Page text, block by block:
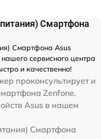
Смартфона
Смартфона Asus
сервисного центра
и качественно!
проконсультирует и
Zenfone.
Asus в нашем
Смартфона